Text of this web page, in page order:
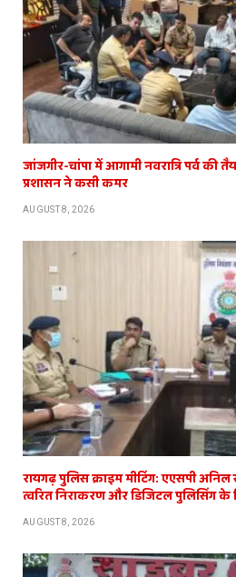
जांजगीर-चांपा में आगामी नवरात्रि पर्व
प्रशासन ने कसी कमर
AUGUST 8, 2026
रायगढ़ पुलिस क्राइम मीटिंग: एएसपी
त्वरित निराकरण और डिजिटल पुलिसिंग के
AUGUST 8, 2026